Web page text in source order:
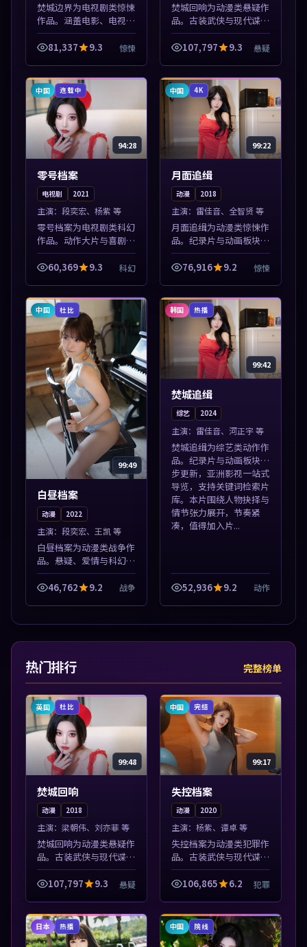
焚城边界为电视剧类惊悚
作品。涵盖电影、电视剧
与综艺节目，国产精品与
海外佳作并陈，免费在线
凑，值得加入...
81,337 9.3 惊悚
焚城回响为动漫类悬疑作
品。古装武侠与现代谍战
兼备，热播剧集连更，精
彩片花与正片同样清晰。
得加入片单。
107,797 9.3 悬疑
中国 连载中
94:28
零号档案
电视剧 2021
主演： 段奕宏、杨紫 等
零号档案为电视剧类科幻
作品。动作大片与喜剧短
片搭配推荐，亚洲影视高
清站，流畅不卡顿。本片
入片单。
60,369 9.3 科幻
中国 4K
99:22
月面追缉
动漫 2018
主演： 雷佳音、全智贤 等
月面追缉为动漫类惊悚作
品。纪录片与动画板块同
步更新，亚洲影视一站式
导览，支持关键词检索片
凑，值得加入片...
76,916 9.2 惊悚
中国 杜比
99:49
白昼档案
动漫 2022
主演： 段奕宏、王凯 等
白昼档案为动漫类战争作
品。悬疑、爱情与科幻类
型齐全，热播榜单实时刷
新，沉浸式观影体验。本
加入片单。
46,762 9.2 战争
韩国 热播
99:42
焚城追缉
综艺 2024
主演： 雷佳音、河正宇 等
焚城追缉为综艺类动作作
品。纪录片与动画板块同
步更新，亚洲影视一站式
导览，支持关键词检索片
库。本片围绕人物抉择与
情节张力展开，节奏紧
凑，值得加入片...
52,936 9.2 动作
热门排行 完整榜单
英国 杜比
99:48
焚城回响
动漫 2018
主演： 梁朝伟、刘亦菲 等
焚城回响为动漫类悬疑作
品。古装武侠与现代谍战
兼备，热播剧集连更，精
彩片花与正片同样清晰。
得加入片单。
107,797 9.3 悬疑
中国 完结
99:17
失控档案
动漫 2020
主演： 杨紫、谭卓 等
失控档案为动漫类犯罪作
品。古装武侠与现代谍战
兼备，热播剧集连更，精
彩片花与正片同样清晰。
得加入片单。
106,865 6.2 犯罪
日本 热播 中国 院线